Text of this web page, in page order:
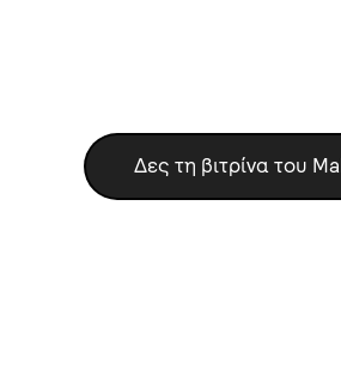
Δες τη βιτρίνα του